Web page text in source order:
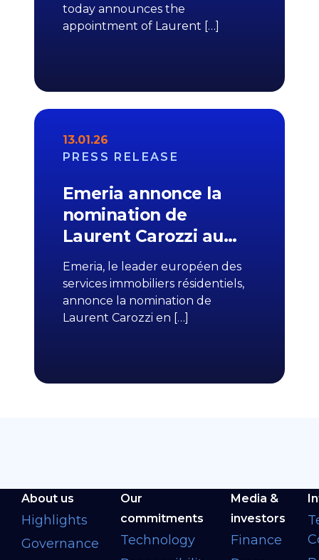
today announces the
appointment of Laurent […]
13.01.26
PRESS RELEASE
Emeria annonce la
nomination de
Laurent Carozzi au…
Emeria, le leader européen des
services immobiliers résidentiels,
annonce la nomination de
Laurent Carozzi en […]
About us
Highlights
Governance
Our
commitments
Technology
Media &
investors
Finance